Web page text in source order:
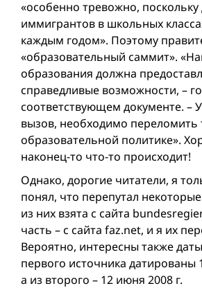
«особенно тревожно, поскольку
иммигрантов в школьных
каждым годом». Поэтому
«образовательный саммит».
образования должна
справедливые возможности, –
соответствующем документе. –
вызов, необходимо переломить
образовательной политике».
наконец-то что-то происходит!
Однако, дорогие читатели, я
понял, что перепутал
из них взята с сайта
часть – с сайта faz.net, и я их
Вероятно, интересны также
первого источника датированы
а из второго – 12 июня 2008 г.